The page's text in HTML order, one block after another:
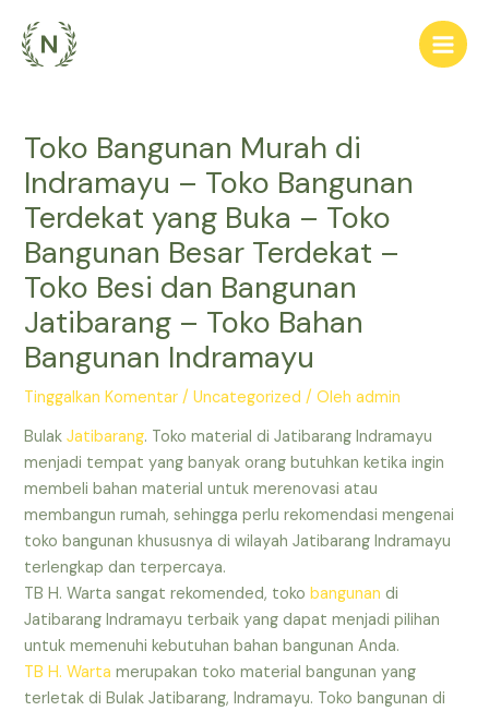
konten
Main
Toko Bangunan Murah di
Indramayu – Toko Bangunan
Terdekat yang Buka – Toko
Bangunan Besar Terdekat –
Toko Besi dan Bangunan
Jatibarang – Toko Bahan
Bangunan Indramayu
Tinggalkan Komentar /Uncategorized / Olehadmin
BulakJatibarang. Toko material di Jatibarang Indramayu
menjadi tempat yang banyak orang butuhkan ketika ingin
membeli bahan material untuk merenovasi atau
membangun rumah, sehingga perlu rekomendasi mengenai
toko bangunan khususnya di wilayah Jatibarang Indramayu
terlengkap dan terpercaya.
TB H. Warta sangat rekomended, tokobangunan di
Jatibarang Indramayu terbaik yang dapat menjadi pilihan
untuk memenuhi kebutuhan bahan bangunan Anda.
TB H. Warta merupakan toko material bangunan yang
terletak di Bulak Jatibarang, Indramayu. Toko bangunan di